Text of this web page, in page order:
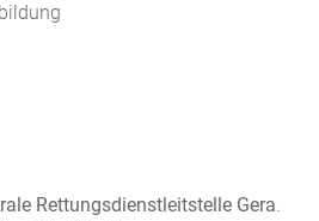
Rettungsdienstleitstelle Gera.